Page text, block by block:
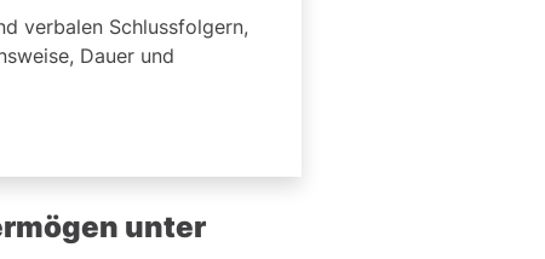
verbalen Schlussfolgern,
Dauer und
unter